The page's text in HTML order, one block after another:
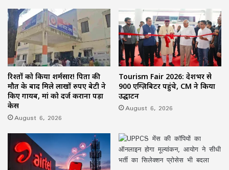
रिश्तों को किया शर्मसार! पिता की
मौत के बाद मिले लाखों रुपए बेटी ने
किए गायब, मां को दर्ज कराना पड़ा
केस
August 6, 2026
Tourism Fair 2026: देशभर से
900 एग्ज़िबिटर पहुंचे, CM ने किया
उद्घाटन
August 6, 2026